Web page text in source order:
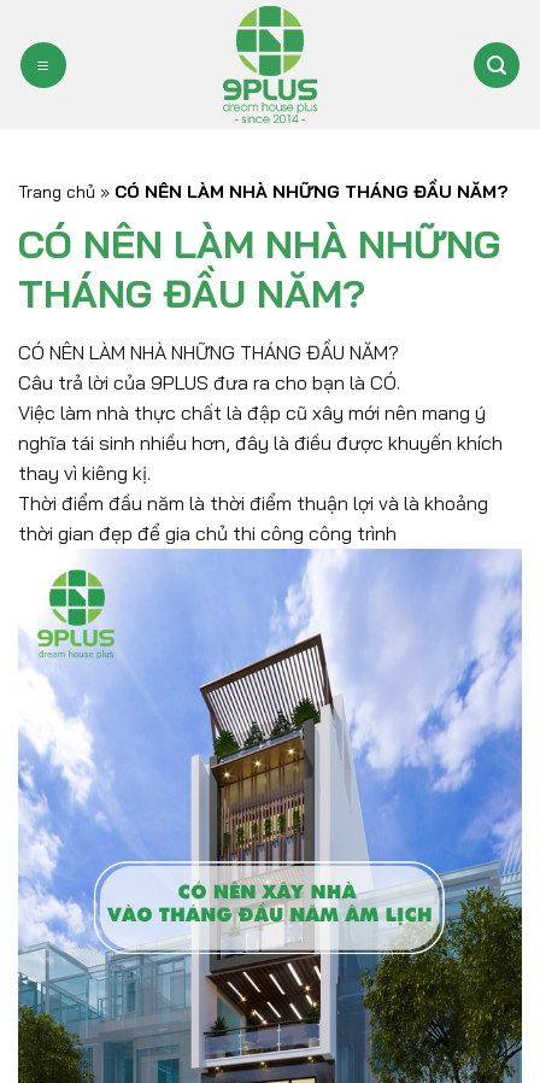
qua
nội
Trang chủ » CÓ NÊN LÀM NHÀ NHỮNG THÁNG ĐẦU NĂM?
CÓ NÊN LÀM NHÀ NHỮNG
THÁNG ĐẦU NĂM?
CÓ NÊN LÀM NHÀ NHỮNG THÁNG ĐẦU NĂM?
Câu trả lời của 9PLUS đưa ra cho bạn là CÓ.
Việc làm nhà thực chất là đập cũ xây mới nên mang ý
nghĩa tái sinh nhiều hơn, đây là điều được khuyến khích
thay vì kiêng kị.
Thời điểm đầu năm là thời điểm thuận lợi và là khoảng
thời gian đẹp để gia chủ thi công công trình